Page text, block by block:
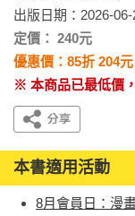
出版日期：2026-06-
定價： 240元
優惠價：85折 204元
※ 本商品已最低價
本書適用活動
8月會員日：漫